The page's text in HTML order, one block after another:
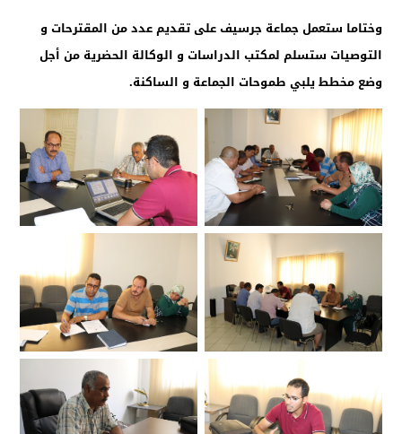
وختاما ستعمل جماعة جرسيف على تقديم عدد من المقترحات و
التوصيات ستسلم لمكتب الدراسات و الوكالة الحضرية من أجل
وضع مخطط يلبي طموحات الجماعة و الساكنة.